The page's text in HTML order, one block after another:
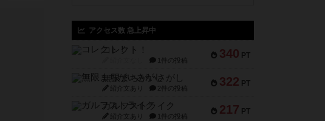
アクセス数 急上昇中
340 PT
コレクト！
1件の投稿
322 PT
無限まちがいさがし
紹介文あり 2件の投稿
217 PT
ガルフストライク
紹介文あり 1件の投稿